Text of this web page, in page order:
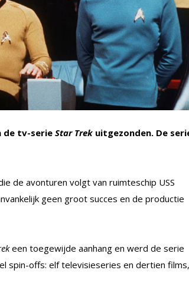
de tv-serie Star Trek uitgezonden. De
de avonturen volgt van ruimteschip USS
geen groot succes en de productie
een toegewijde aanhang en werd de serie
spin-offs: elf televisieseries en dertien films,